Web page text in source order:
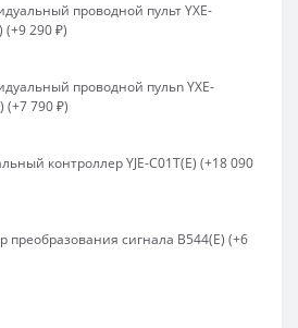
проводной пульт YXE-
(+9 290 ₽)
проводной пульn YXE-
(+7 790 ₽)
контроллер YJE-C01T(E) (+18 090
преобразования сигнала B544(E) (+6